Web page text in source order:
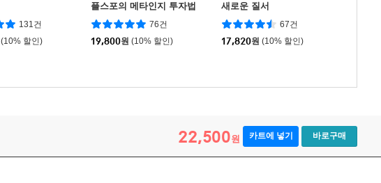
131건
(10% 할인)
플스포의 메타인지 투자법
76건
19,800원 (10% 할인)
새로운 질서
67건
17,820원 (10% 할인)
22,500원 카트에 넣기 바로구매